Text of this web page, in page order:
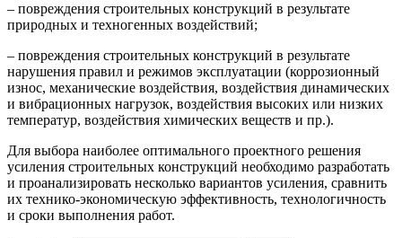
– повреждения строительных конструкций в результате
природных и техногенных воздействий;
– повреждения строительных конструкций в результате
нарушения правил и режимов эксплуатации (коррозионный
износ, механические воздействия, воздействия динамических
и вибрационных нагрузок, воздействия высоких или низких
температур, воздействия химических веществ и пр.).
Для выбора наиболее оптимального проектного решения
усиления строительных конструкций необходимо разработать
и проанализировать несколько вариантов усиления, сравнить
их технико-экономическую эффективность, технологичность
и сроки выполнения работ.